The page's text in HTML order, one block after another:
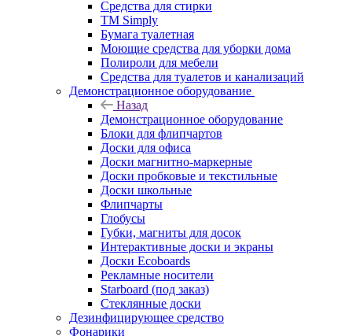
Средства для стирки
TM Simply
Бумага туалетная
Моющие средства для уборки дома
Полироли для мебели
Средства для туалетов и канализаций
Демонстрационное оборудование
Назад
Демонстрационное оборудование
Блоки для флипчартов
Доски для офиса
Доски магнитно-маркерные
Доски пробковые и текстильные
Доски школьные
Флипчарты
Глобусы
Губки, магниты для досок
Интерактивные доски и экраны
Доски Ecoboards
Рекламные носители
Starboard (под заказ)
Стеклянные доски
Дезинфицирующее средство
Фонарики